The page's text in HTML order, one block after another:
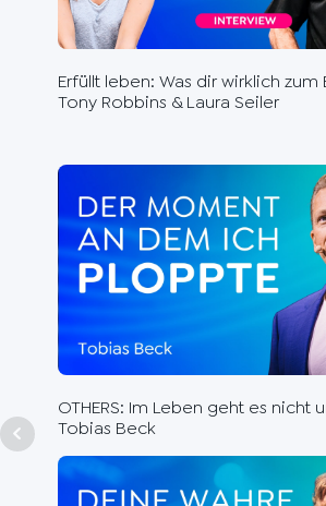
Erfüllt leben: Was dir wirklich zum
Tony Robbins & Laura Seiler
OTHERS: Im Leben geht es nicht
Tobias Beck